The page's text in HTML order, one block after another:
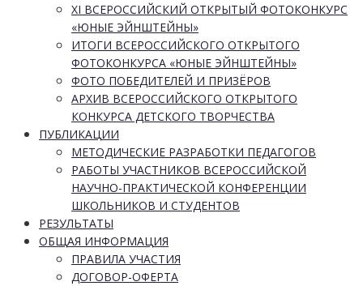
XI ВСЕРОССИЙСКИЙ ОТКРЫТЫЙ ФОТОКОНКУРС
«ЮНЫЕ ЭЙНШТЕЙНЫ»
ИТОГИ ВСЕРОССИЙСКОГО ОТКРЫТОГО
ФОТОКОНКУРСА «ЮНЫЕ ЭЙНШТЕЙНЫ»
ФОТО ПОБЕДИТЕЛЕЙ И ПРИЗЁРОВ
АРХИВ ВСЕРОССИЙСКОГО ОТКРЫТОГО
КОНКУРСА ДЕТСКОГО ТВОРЧЕСТВА
ПУБЛИКАЦИИ
МЕТОДИЧЕСКИЕ РАЗРАБОТКИ ПЕДАГОГОВ
РАБОТЫ УЧАСТНИКОВ ВСЕРОССИЙСКОЙ
НАУЧНО-ПРАКТИЧЕСКОЙ КОНФЕРЕНЦИИ
ШКОЛЬНИКОВ И СТУДЕНТОВ
РЕЗУЛЬТАТЫ
ОБЩАЯ ИНФОРМАЦИЯ
ПРАВИЛА УЧАСТИЯ
ДОГОВОР-ОФЕРТА